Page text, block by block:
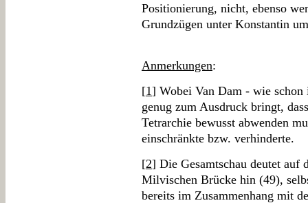
Positionierung, nicht, ebenso
Grundzügen unter Konstantin
Anmerkungen:
[1] Wobei Van Dam - wie
genug zum Ausdruck bringt,
Tetrarchie bewusst abwenden
einschränkte bzw. verhinderte.
[2] Die Gesamtschau deutet auf
Milvischen Brücke hin (49),
bereits im Zusammenhang mit